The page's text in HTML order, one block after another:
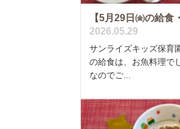
【5月29日㈮の給食
2026.05.29
サンライズキッズ
の給食は、お魚料理で
なのでご...